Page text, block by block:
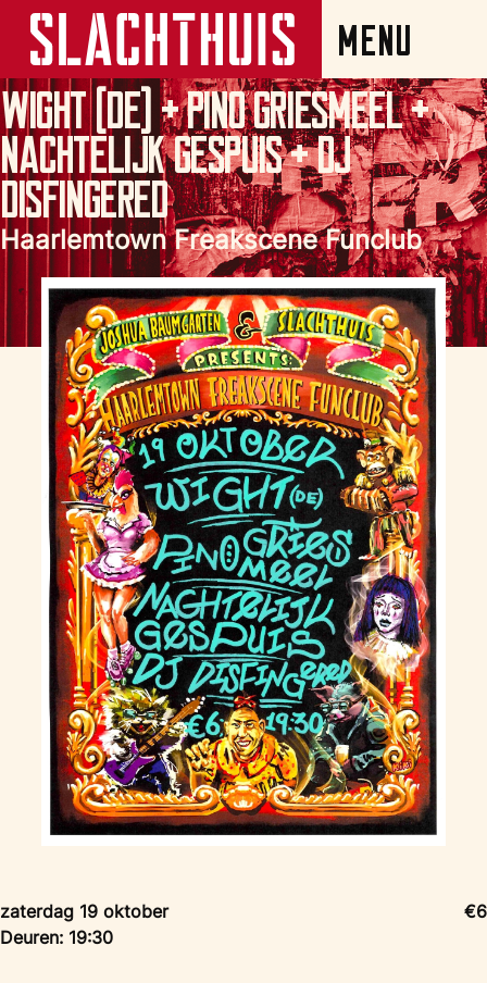
Wight (DE) + Pino Griesmeel +
Nachtelijk Gespuis + DJ
Disfingered
Haarlemtown Freakscene Funclub
zaterdag 19 oktober
Deuren: 19:30
€6